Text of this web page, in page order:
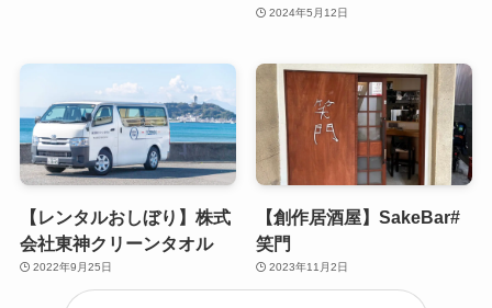
2024年5月12日
【レンタルおしぼり】株式
会社東神クリーンタオル
2022年9月25日
【創作居酒屋】SakeBar#
笑門
2023年11月2日